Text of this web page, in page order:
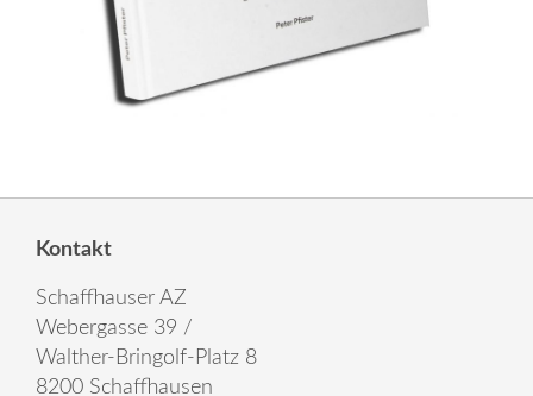
Kontakt
Schaffhauser AZ
Webergasse 39 /
Walther-Bringolf-Platz 8
8200 Schaffhausen